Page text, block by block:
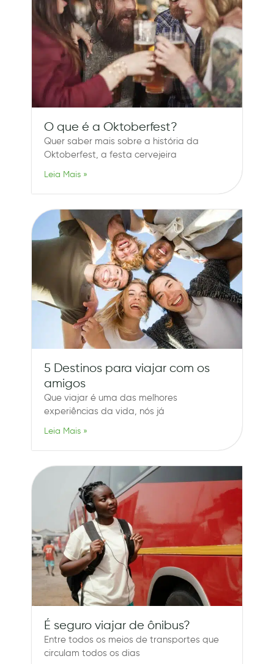
O que é a Oktoberfest?
Quer saber mais sobre a história da
Oktoberfest, a festa cervejeira
Leia Mais »
5 Destinos para viajar com os
amigos
Que viajar é uma das melhores
experiências da vida, nós já
Leia Mais »
É seguro viajar de ônibus?
Entre todos os meios de transportes que
circulam todos os dias